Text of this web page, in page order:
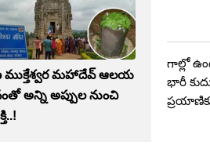
మహాదేవ్ ఆలయ
అన్ని అప్పుల నుంచి
గాల్లో
భారీ